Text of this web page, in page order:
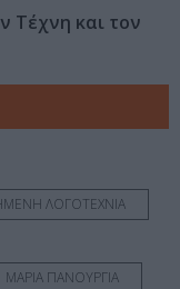
Τέχνη και τον
ΛΟΓΟΤΕΧΝΙΑ
ΜΑΡΙΑ ΠΑΝΟΥΡΓΙΑ